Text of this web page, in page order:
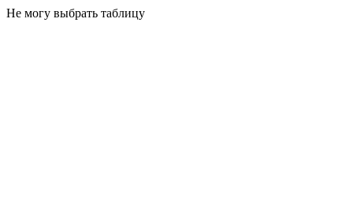
Не могу выбрать таблицу